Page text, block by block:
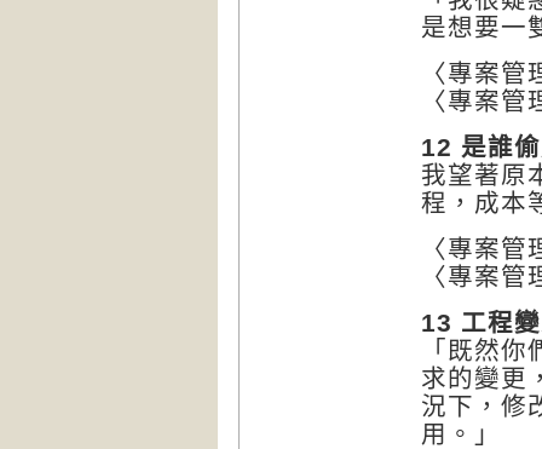
是想要一
〈專案
〈專案
12 是誰
我望著原
程，成本
〈專案
〈專案
13 工程
「既然
求的變更
況下，修
用。」